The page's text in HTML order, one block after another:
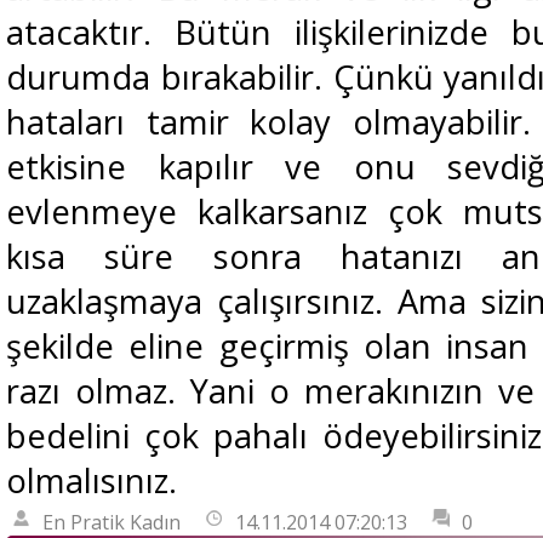
atacaktır. Bütün ilişkilerinizde
durumda bırakabilir. Çünkü
hataları tamir kolay
etkisine kapılır ve onu
evlenmeye kalkarsanız çok
kısa süre sonra hatanızı
uzaklaşmaya çalışırsınız. Ama
şekilde eline geçirmiş olan insan
razı olmaz. Yani o merakınızın
bedelini çok pahalı
olmalısınız.
En Pratik Kadın 14.11.2014 07:20:13 0